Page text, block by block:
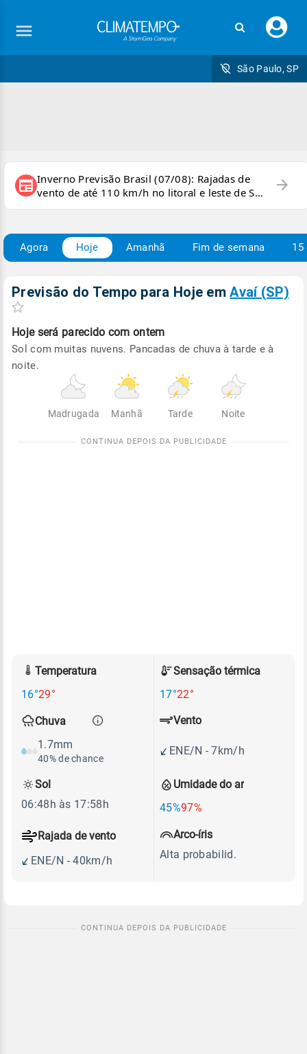
seu
São Paulo, SP
newspaper Inverno Previsão Brasil (07/08): Rajadas de
vento de até 110 km/h no litoral e leste de SP
e sul do RJ
arrow_forward
Agora Hoje Amanhã Fim de semana 15
Previsão do Tempo para Hoje emAvaí (SP)
Hoje será parecido com ontem
Sol com muitas nuvens. Pancadas de chuva à tarde e à
noite.
Madrugada Manhã Tarde Noite
Temperatura
16°29°
Sensação térmica
17°22°
Chuva
1.7mm
40% de chance
Umidade do ar
45%97%
Vento
ENE/N - 7km/h
Rajada de vento
ENE/N - 40km/h
Sol
06:48h às 17:58h
Arco-íris
Alta probabilid.